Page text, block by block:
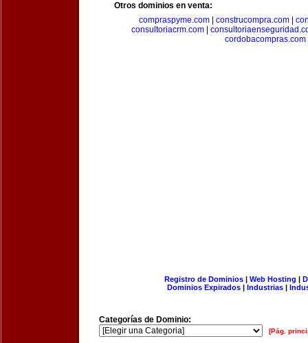
Otros dominios en venta:
compraspyme.com
construcompra.com
consultoriacrm.com|
cordobacompras.com
Registro de Dominios| Web Hosting |
Dominios Expirados | Industrias |
Categorías de Dominio:
[Pág.